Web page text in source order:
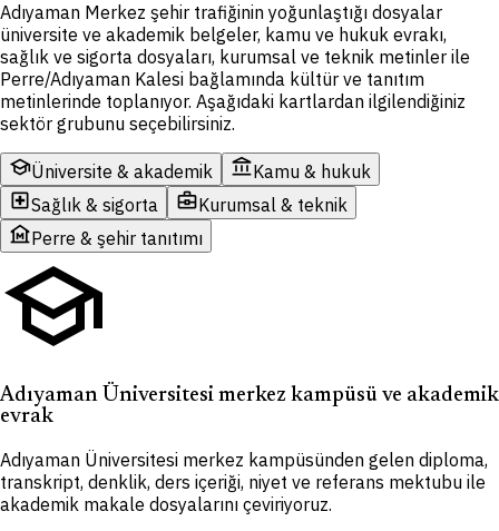
Adıyaman Merkez şehir trafiğinin yoğunlaştığı dosyalar
üniversite ve akademik belgeler, kamu ve hukuk evrakı,
sağlık ve sigorta dosyaları, kurumsal ve teknik metinler ile
Perre/Adıyaman Kalesi bağlamında kültür ve tanıtım
metinlerinde toplanıyor. Aşağıdaki kartlardan ilgilendiğiniz
sektör grubunu seçebilirsiniz.
schoolÜniversite & akademik account_balanceKamu & hukuk
local_hospitalSağlık & sigorta business_centerKurumsal & teknik
museumPerre & şehir tanıtımı
school
Adıyaman Üniversitesi merkez kampüsü ve akademik
evrak
Adıyaman Üniversitesi merkez kampüsünden gelen diploma,
transkript, denklik, ders içeriği, niyet ve referans mektubu ile
akademik makale dosyalarını çeviriyoruz.